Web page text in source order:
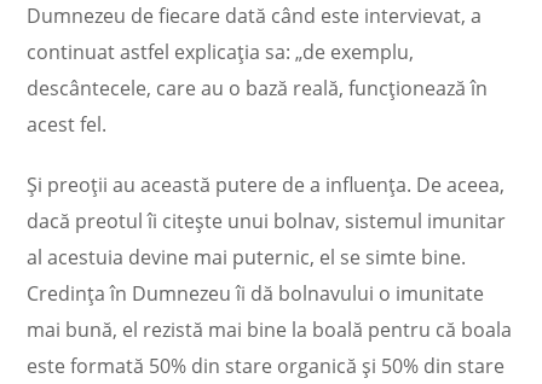
Dumnezeu de fiecare dată când este intervievat, a
continuat astfel explicația sa: „de exemplu,
descântecele, care au o bază reală, funcționează în
acest fel.
Și preoții au această putere de a influența. De aceea,
dacă preotul îi citește unui bolnav, sistemul imunitar
al acestuia devine mai puternic, el se simte bine.
Credința în Dumnezeu îi dă bolnavului o imunitate
mai bună, el rezistă mai bine la boală pentru că boala
este formată 50% din stare organică și 50% din stare